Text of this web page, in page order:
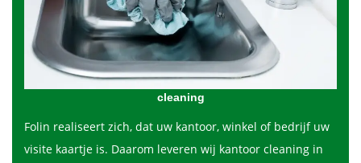
cleaning
Folin realiseert zich, dat uw kantoor, winkel of bedrijf uw
visite kaartje is. Daarom leveren wij kantoor cleaning in